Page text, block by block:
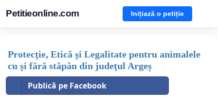
Petitieonline.com Inițiază o petiție
Protecţie, Etică şi Legalitate pentru animalele
cu şi fără stăpân din judeţul Argeș
Publică pe Facebook